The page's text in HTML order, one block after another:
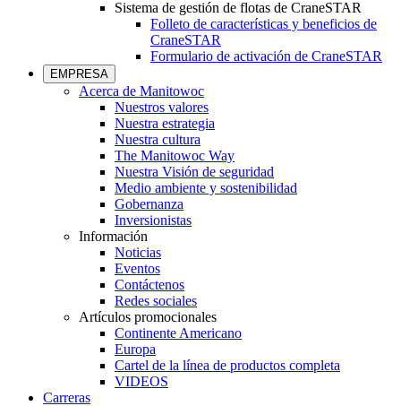
Sistema de gestión de flotas de CraneSTAR
Folleto de características y beneficios de
CraneSTAR
Formulario de activación de CraneSTAR
EMPRESA
Acerca de Manitowoc
Nuestros valores
Nuestra estrategia
Nuestra cultura
The Manitowoc Way
Nuestra Visión de seguridad
Medio ambiente y sostenibilidad
Gobernanza
Inversionistas
Información
Noticias
Eventos
Contáctenos
Redes sociales
Artículos promocionales
Continente Americano
Europa
Cartel de la línea de productos completa
VIDEOS
Carreras